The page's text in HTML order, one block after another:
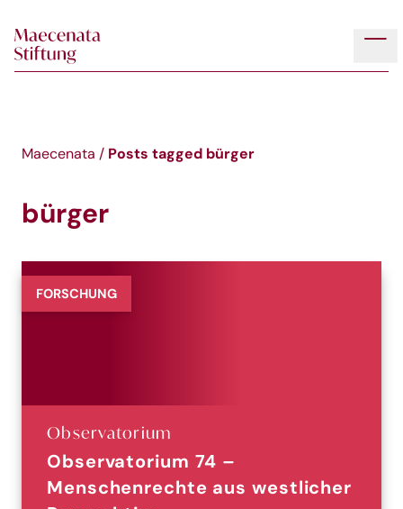
Maecenata / Posts tagged bürger
bürger
FORSCHUNG
Observatorium
Observatorium 74 –
Menschenrechte aus westlicher